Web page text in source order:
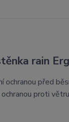
rain
ochranou před
proti